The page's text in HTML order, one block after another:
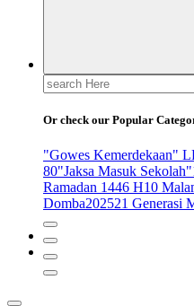
Search
for:
Or check our Popular
"Gowes Kemerdekaan"
80"Jaksa Masuk Sekolah"
Ramadan 1446 H10
Domba202521 Generasi